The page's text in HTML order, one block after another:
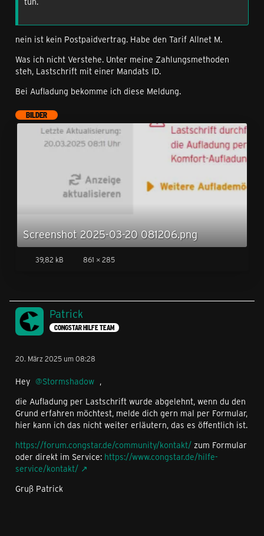
nein ist kein Postpaidvertrag. Habe den Tarif Allnet M.
Was ich nicht Verstehe. Unter meine Zahlungsmethoden
steh, Lastschrift mit einer Mandats ID.
Bei Aufladung bekomme ich diese Meldung.
BILDER
Screenshot 2025-03-20 081206.png
39,82 kB 861 × 285
Patrick
CONGSTAR HILFE TEAM
20. März 2025 um 08:28
Hey Stormshadow ,
die Aufladung per Lastschrift wurde abgelehnt, wenn du den
Grund erfahren möchtest, melde dich gern mal per Formular,
hier kann ich das nicht weiter erläutern, das es öffentlich ist.
https://forum.congstar.de/community/kontakt/ zum Formular
oder direkt im Service: https://www.congstar.de/hilfe-
service/kontakt/
Gruß Patrick